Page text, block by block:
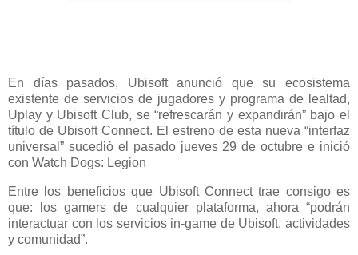
En días pasados, Ubisoft anunció que su ecosistema
existente de servicios de jugadores y programa de lealtad,
Uplay y Ubisoft Club, se “refrescarán y expandirán” bajo el
título de Ubisoft Connect. El estreno de esta nueva “interfaz
universal” sucedió el pasado jueves 29 de octubre e inició
con Watch Dogs: Legion
Entre los beneficios que Ubisoft Connect trae consigo es
que: los gamers de cualquier plataforma, ahora “podrán
interactuar con los servicios in-game de Ubisoft, actividades
y comunidad”.